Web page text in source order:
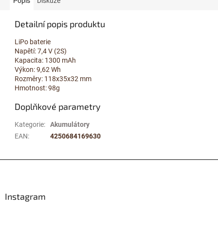
Detailní popis produktu
LiPo baterie
Napětí: 7,4 V (2S)
Kapacita: 1300 mAh
Výkon: 9,62 Wh
Rozměry: 118x35x32 mm
Hmotnost: 98g
Doplňkové parametry
Kategorie:
Akumulátory
EAN: 4250684169630
Instagram